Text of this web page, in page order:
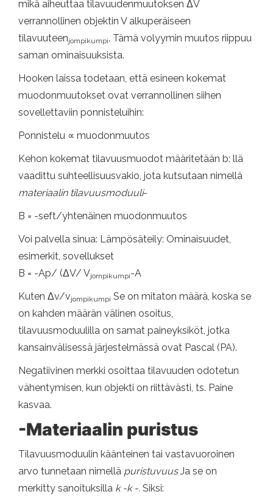
mikä aiheuttaa tilavuudenmuutoksen ΔV
verrannollinen objektin V alkuperäiseen
tilavuuteenjompikumpi. Tämä volyymin muutos riippuu
saman ominaisuuksista.
Hooken laissa todetaan, että esineen kokemat
muodonmuutokset ovat verrannollinen siihen
sovellettaviin ponnisteluihin:
Ponnistelu ∝ muodonmuutos
Kehon kokemat tilavuusmuodot määritetään b: llä
vaadittu suhteellisuusvakio, jota kutsutaan nimellä
materiaalin tilavuusmoduuli-
B = -seft/yhtenäinen muodonmuutos
Voi palvella sinua: Lämpösäteily: Ominaisuudet,
esimerkit, sovellukset
B = -Ap/ (ΔV/ Vjompikumpi-A
Kuten Δv/vjompikumpi Se on mitaton määrä, koska se
on kahden määrän välinen osoitus,
tilavuusmoduulilla on samat paineyksiköt, jotka
kansainvälisessä järjestelmässä ovat Pascal (PA).
Negatiivinen merkki osoittaa tilavuuden odotetun
vähentymisen, kun objekti on riittävästi, ts. Paine
kasvaa.
-Materiaalin puristus
Tilavuusmoduulin käänteinen tai vastavuoroinen
arvo tunnetaan nimellä puristuvuusJa se on
merkitty sanoituksilla k -k -. Siksi: